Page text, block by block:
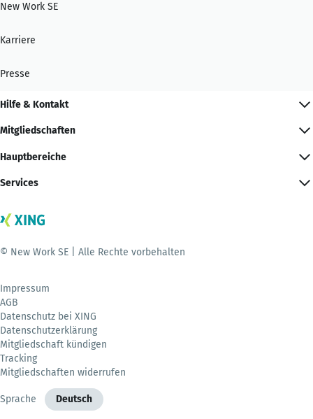
New Work SE
Karriere
Presse
Hilfe & Kontakt
Mitgliedschaften
Hauptbereiche
Services
© New Work SE | Alle Rechte vorbehalten
Impressum
AGB
Datenschutz bei XING
Datenschutzerklärung
Mitgliedschaft kündigen
Tracking
Mitgliedschaften widerrufen
Sprache Deutsch